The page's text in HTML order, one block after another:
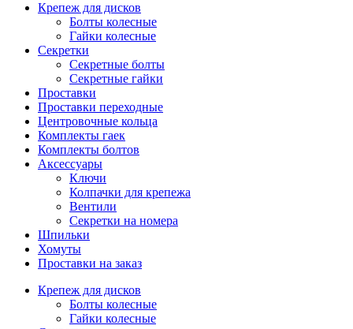
Крепеж для дисков
Болты колесные
Гайки колесные
Секретки
Секретные болты
Секретные гайки
Проставки
Проставки переходные
Центровочные кольца
Комплекты гаек
Комплекты болтов
Аксессуары
Ключи
Колпачки для крепежа
Вентили
Секретки на номера
Шпильки
Хомуты
Проставки на заказ
Крепеж для дисков
Болты колесные
Гайки колесные